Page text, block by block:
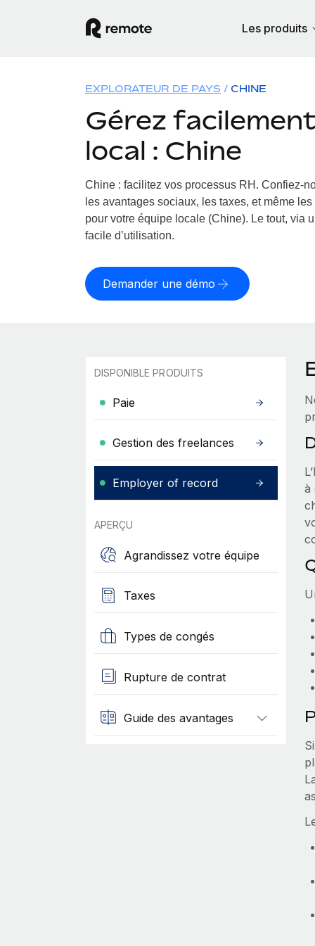
Les produits
EXPLORATEUR DE PAYS CHINE
Gérez facilement
local : Chine
Chine : facilitez vos processus RH. Confiez-
les avantages sociaux, les taxes, et même les
pour votre équipe locale (Chine). Le tout, via
facile d’utilisation.
Demander une démo
DISPONIBLE PRODUITS
Paie
Gestion des freelances
Employer of record
APERÇU
Agrandissez votre équipe
Taxes
Types de congés
Rupture de contrat
Guide des avantages
à